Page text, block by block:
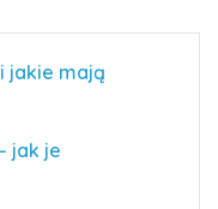
jakie mają
jak je